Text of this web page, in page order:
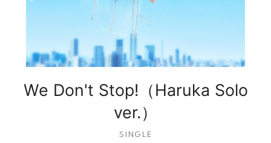
We Don't Stop!（Haruka Solo
ver.）
SINGLE